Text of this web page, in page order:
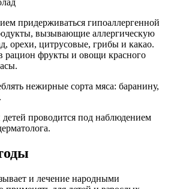
придерживаться гипоаллергенной
вызывающие аллергическую
орехи, цитрусовые, грибы и какао.
рацион фрукты и овощи красного
нежирные сорта мяса: баранину,
проводится под наблюдением
и лечение народными